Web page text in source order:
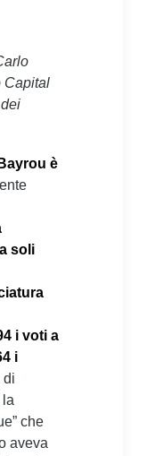
Capital
è
soli
i voti a
i
di
la
che
aveva